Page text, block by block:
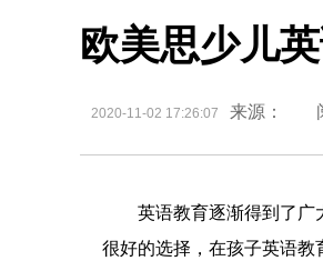
欧美思少儿
2020-11-02 17:26:07 来源：
英语教育逐渐得到了广
很好的选择，在孩子英语教